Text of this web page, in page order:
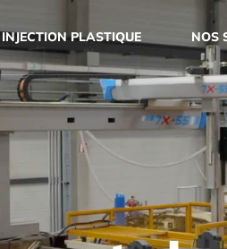
INJECTION PLASTIQUE NOS